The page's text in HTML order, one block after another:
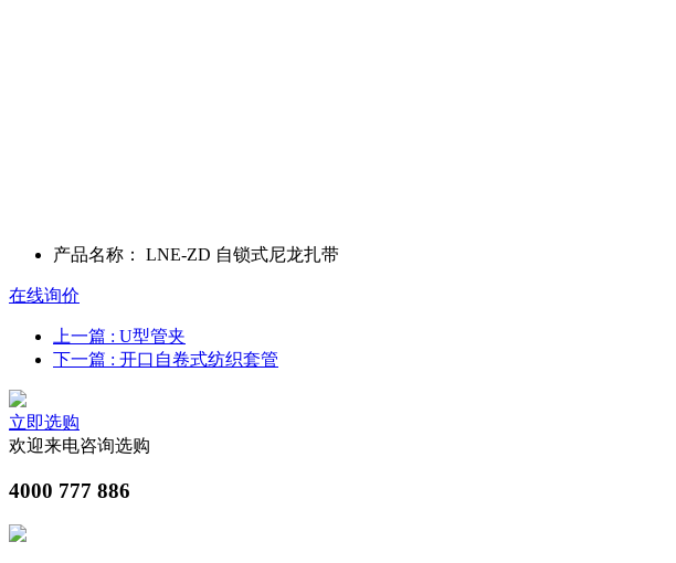
产品名称： LNE-ZD 自锁式尼龙扎带
在线询价
上一篇 : U型管夹
下一篇 : 开口自卷式纺织套管
立即选购
欢迎来电咨询选购
4000 777 886